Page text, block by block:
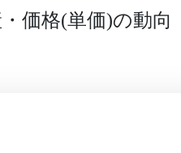
価格(単価)の動向